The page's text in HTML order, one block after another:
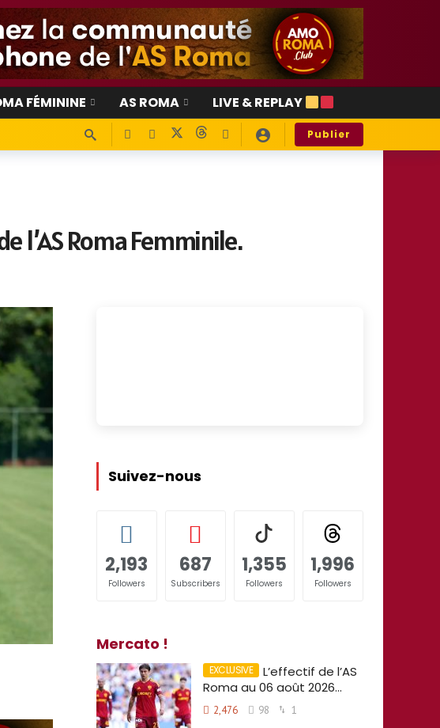
FÉMININE AS ROMA LIVE & REPLAY
Publier
l’AS Roma Femminile.
Suivez-nous
2,193
Followers
687
Subscribers
1,355
Followers
1,996
Followers
Mercato !
L’effectif de l’AS
Roma au 06 août 2026…
2,476 98 1